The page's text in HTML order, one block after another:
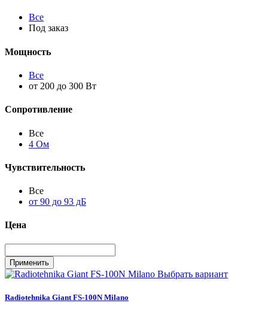
Все
Под заказ
Мощность
Все
от 200 до 300 Вт
Сопротивление
Все
4 Ом
Чувствительность
Все
от 90 до 93 дБ
Цена
Выбрать вариант
Radiotehnika Giant FS-100N Milano